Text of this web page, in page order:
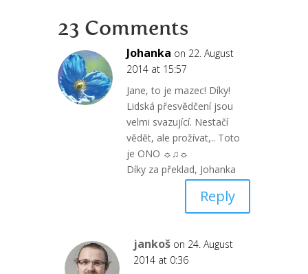
23 Comments
Johanka on 22. August
2014 at 15:57
Jane, to je mazec! Díky!
Lidská přesvědčení jsou
velmi svazující. Nestačí
vědět, ale prožívat,.. Toto
je ONO ☼♫☼
Díky za překlad, Johanka
Reply
jankoš on 24. August
2014 at 0:36